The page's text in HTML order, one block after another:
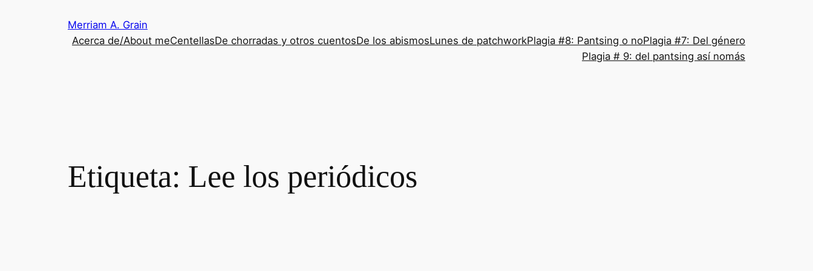
Merriam A. Grain
Acerca de/About meCentellasDe chorradas y otros cuentosDe los abismosLunes de patchworkPlagia #8: Pantsing o noPlagia #7: Del género
Plagia # 9: del pantsing así nomás
Etiqueta: Lee los periódicos